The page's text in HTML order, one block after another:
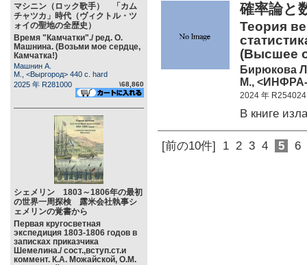
マシニン（ロック歌手） 「カム
チャツカ」時代（ヴィクトル・ツ
ォイの聖地の全歴史）
Время "Камчатки"./ ред. О.
Машнина. (Возьми мое сердце,
Камчатка!)
Машнин А.
М., <Выргород> 440 c. hard
2025 年 R281000
\68,860
シェメリン 1803～1806年の最初
の世界一周探検 露米会社執事シ
ェメリンの覚書から
Первая кругосветная
экспедиция 1803-1806 годов в
записках приказчика
Шемелина./ сост.,вступ.ст.и
коммент. К.А. Можайской, О.М.
確率論と
Теория
(Высшее
Бирюкова
М., <ИНФРА-
2024 年 R254024
В книге
[前の10件] 1 2 3 4 5 6